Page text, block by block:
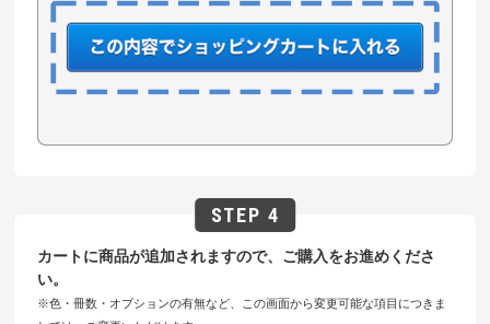
カートに商品が追加されますので、ご購入をお進めくださ
い。
※色・冊数・オプションの有無など、この画面から変更可能な項目につきま